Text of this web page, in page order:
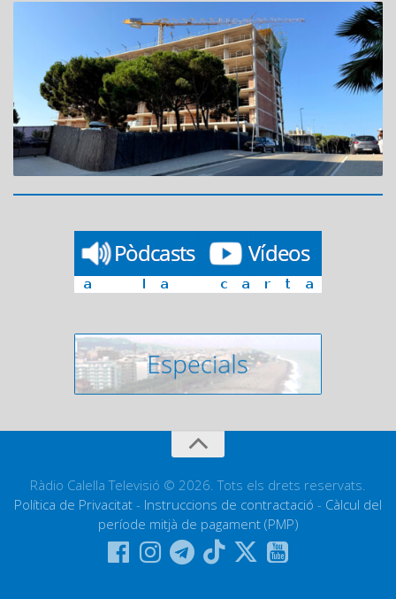
Ràdio Calella Televisió © 2026. Tots els drets reservats.
Política de Privacitat - Instruccions de contractació - Càlcul del
període mitjà de pagament (PMP)